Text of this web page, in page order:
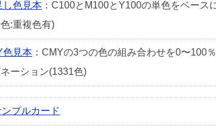
し色見本 ：C100とM100とY100の単色をベース
:重複色有)
色見本 ：CMYの3つの色の組み合わせを0〜100
ーション(1331色)
プルカード